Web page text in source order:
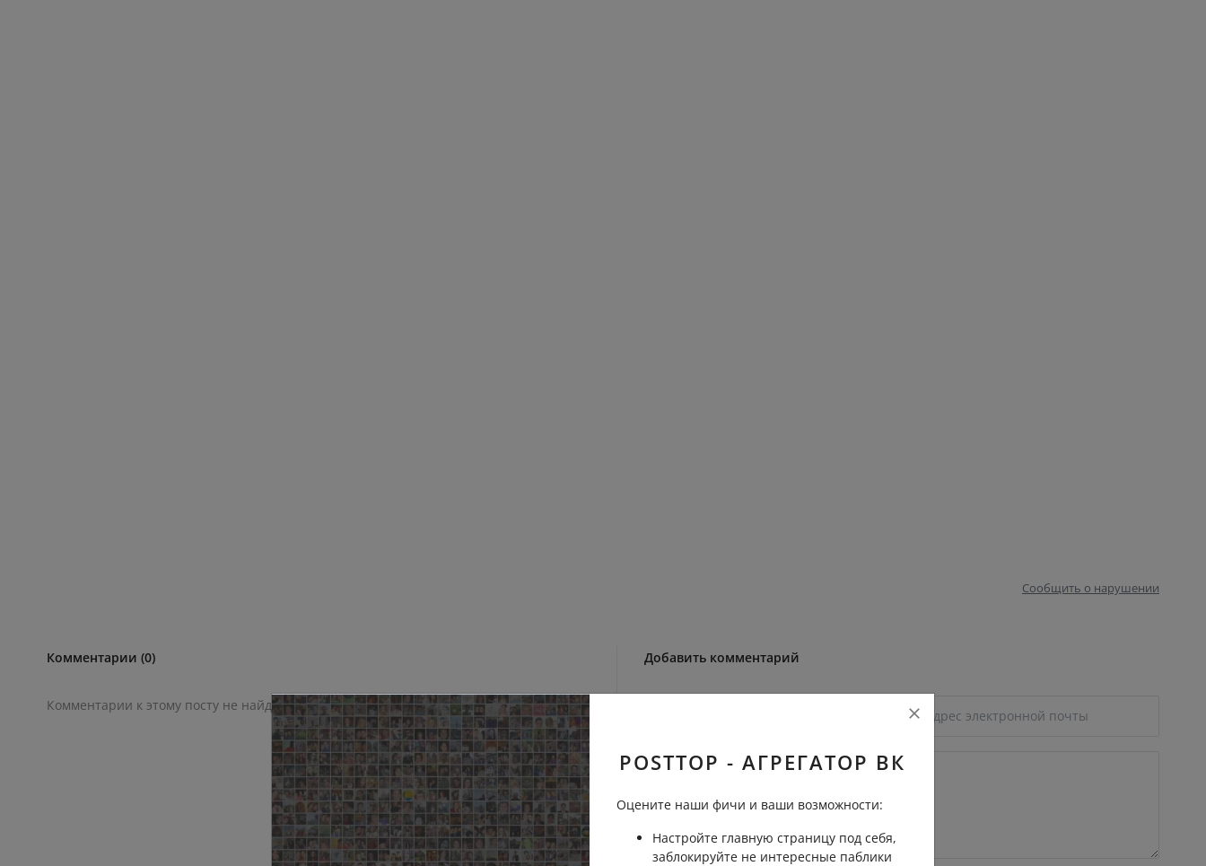
Сообщить о нарушении
Комментарии (0)
Комментарии к этому посту не найдены. Прокомментируйте первым!
Добавить комментарий
POSTTOP - АГРЕГАТОР ВК
Оцените наши фичи и ваши возможности:
Настройте главную страницу под себя,
заблокируйте не интересные паблики